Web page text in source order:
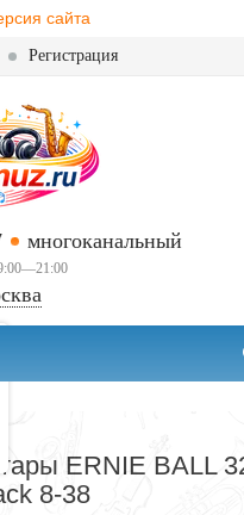
сайта
Регистрация
многоканальный
ERNIE BALL
8-38